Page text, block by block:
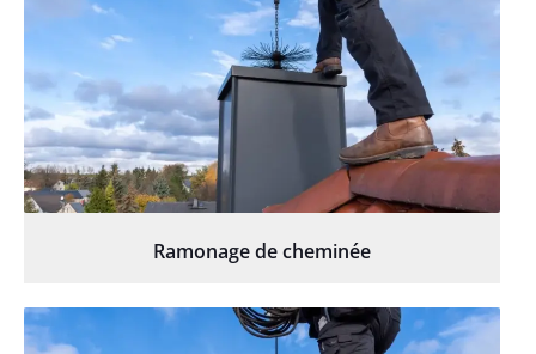
Ramonage de cheminée